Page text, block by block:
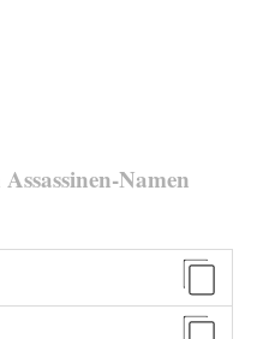
Namen